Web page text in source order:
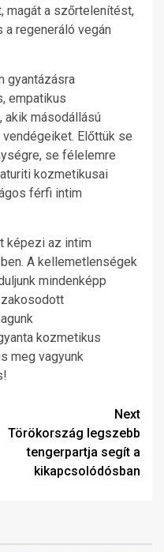
magát a szőrtelenítést,
regeneráló vegán
gyantázásra
empatikus
másodállású
Előttük se
se félelemre
kozmetikusai
férfi intim
képezi az intim
A kellemetlenségek
mindenképp
kozmetikus
meg vagyunk
Next
Törökország legszebb
tengerpartja segít a
kikapcsolódósban